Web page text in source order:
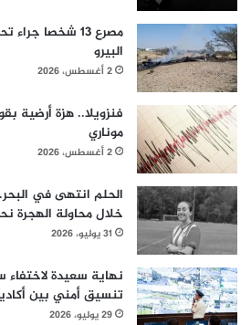
مصرع 13 شخصا
البيرو
2 أغسطس، 2026
موناري
2 أغسطس، 2026
الحلم انتهى في
خلال محاولة الهجرة
31 يوليو، 2026
نهاية سعيدة
تنسيق أمني بين
29 يوليو، 2026